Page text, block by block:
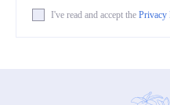
I've read and accept the Privacy